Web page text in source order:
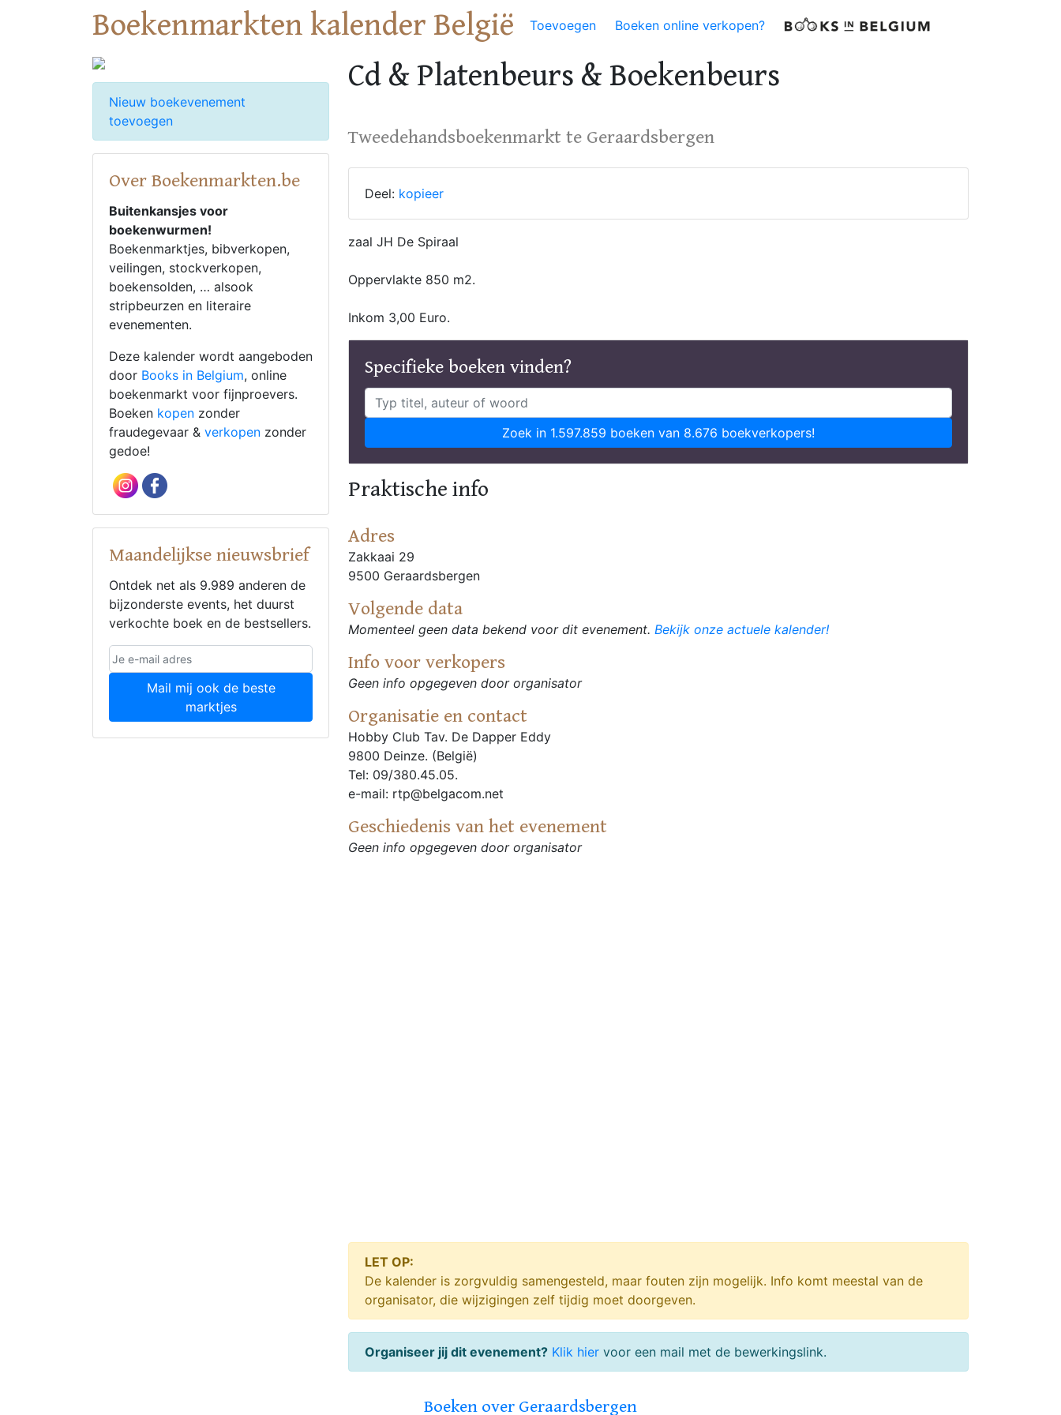
Boekenmarkten kalender België Toevoegen Boeken online verkopen?
Nieuw boekevenement
toevoegen
Over Boekenmarkten.be
Buitenkansjes voor
boekenwurmen!
Boekenmarktjes, bibverkopen,
veilingen, stockverkopen,
boekensolden, … alsook
stripbeurzen en literaire
evenementen.
Deze kalender wordt aangeboden
door Books in Belgium, online
boekenmarkt voor fijnproevers.
Boeken kopen zonder
fraudegevaar & verkopen zonder
gedoe!
Maandelijkse nieuwsbrief
Ontdek net als 9.989 anderen de
bijzonderste events, het duurst
verkochte boek en de bestsellers.
Mail mij ook de beste
marktjes
Cd & Platenbeurs & Boekenbeurs
Tweedehandsboekenmarkt te Geraardsbergen
Deel: kopieer
zaal JH De Spiraal
Oppervlakte 850 m2.
Inkom 3,00 Euro.
Specifieke boeken vinden?
Zoek in 1.597.859 boeken van 8.676 boekverkopers!
Praktische info
Adres
Zakkaai 29
9500 Geraardsbergen
Volgende data
Momenteel geen data bekend voor dit evenement. Bekijk onze actuele kalender!
Info voor verkopers
Geen info opgegeven door organisator
Organisatie en contact
Hobby Club Tav. De Dapper Eddy
9800 Deinze. (België)
Tel: 09/380.45.05.
e-mail: rtp@belgacom.net
Geschiedenis van het evenement
Geen info opgegeven door organisator
LET OP:
De kalender is zorgvuldig samengesteld, maar fouten zijn mogelijk. Info komt meestal van de
organisator, die wijzigingen zelf tijdig moet doorgeven.
Organiseer jij dit evenement? Klik hier voor een mail met de bewerkingslink.
Boeken over Geraardsbergen